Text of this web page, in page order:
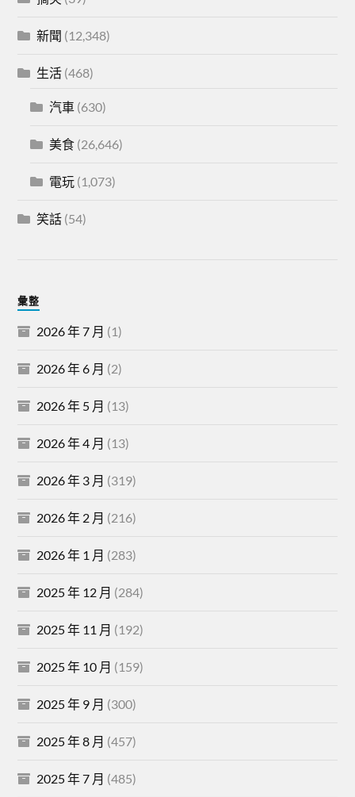
新聞 (12,348)
生活 (468)
汽車 (630)
美食 (26,646)
電玩 (1,073)
笑話 (54)
彙整
2026 年 7 月 (1)
2026 年 6 月 (2)
2026 年 5 月 (13)
2026 年 4 月 (13)
2026 年 3 月 (319)
2026 年 2 月 (216)
2026 年 1 月 (283)
2025 年 12 月 (284)
2025 年 11 月 (192)
2025 年 10 月 (159)
2025 年 9 月 (300)
2025 年 8 月 (457)
2025 年 7 月 (485)